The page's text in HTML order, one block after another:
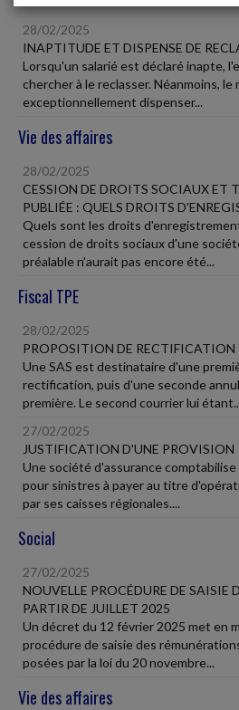
28/02/2025
INAPTITUDE ET DISPENSE DE
Lorsqu'un salarié est déclaré inapte,
chercher à le reclasser. Néanmoins,
exceptionnellement dispenser...
Vie des affaires
28/02/2025
CESSION DE DROITS SOCIAUX ET
PUBLIÉE : QUELS DROITS
Quels sont les droits
cession de droits sociaux d'une
préalable n'aurait pas encore été...
Fiscal TPE
28/02/2025
PROPOSITION DE RECTIFICATION
Une SAS est destinataire d'une
rectification, puis d'une seconde
première. Le second courrier lui
27/02/2025
JUSTIFICATION D'UNE PROVISION
Une société d'assurance
pour sinistres à payer au titre
par ses caisses régionales....
Social
27/02/2025
NOUVELLE PROCÉDURE DE SAISIE
PARTIR DE JUILLET 2025
Un décret du 12 février 2025 met en
procédure de saisie des
posées par la loi du 20 novembre...
Vie des affaires